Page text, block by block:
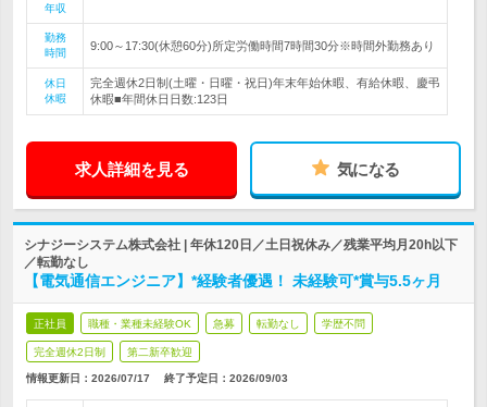
年収
勤務
時間
9:00～17:30(休憩60分)所定労働時間7時間30分※時間外勤務あり
休日
休暇
完全週休2日制(土曜・日曜・祝日)年末年始休暇、有給休暇、慶弔
休暇■年間休日日数:123日
求人詳細を見る 気になる
シナジーシステム株式会社 | 年休120日／土日祝休み／残業平均月20h以下
／転勤なし
【電気通信エンジニア】*経験者優遇！ 未経験可*賞与5.5ヶ月
正社員 職種・業種未経験OK 急募 転勤なし 学歴不問
完全週休2日制 第二新卒歓迎
情報更新日：2026/07/17 終了予定日： 2026/09/03